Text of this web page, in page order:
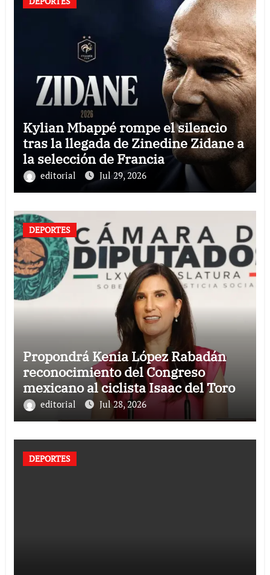
Kylian Mbappé rompe el silencio
tras la llegada de Zinedine Zidane a
la selección de Francia
editorial Jul 29, 2026
DEPORTES
Propondrá Kenia López Rabadán
reconocimiento del Congreso
mexicano al ciclista Isaac del Toro
editorial Jul 28, 2026
DEPORTES